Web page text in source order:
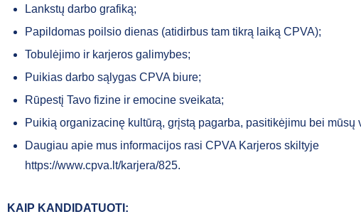
Lankstų darbo grafiką;
Papildomas poilsio dienas (atidirbus tam tikrą laiką CPVA);
Tobulėjimo ir karjeros galimybes;
Puikias darbo sąlygas CPVA biure;
Rūpestį Tavo fizine ir emocine sveikata;
Puikią organizacinę kultūrą, grįstą pagarba, pasitikėjimu bei mūsų
Daugiau apie mus informacijos rasi CPVA Karjeros skiltyje
https://www.cpva.lt/karjera/825.
KAIP KANDIDATUOTI: